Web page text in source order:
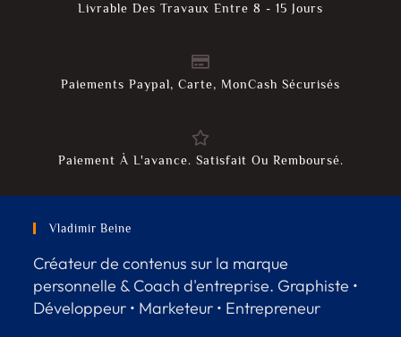
Livrable Des Travaux Entre 8 - 15 Jours
Paiements Paypal, Carte, MonCash Sécurisés
Paiement À L'avance. Satisfait Ou Remboursé.
Vladimir Beine
Créateur de contenus sur la marque
personnelle & Coach d'entreprise. Graphiste •
Développeur • Marketeur • Entrepreneur